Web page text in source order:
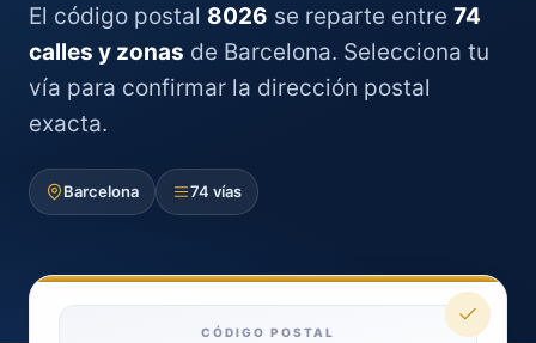
El código postal 8026 se reparte entre 74
calles y zonas de Barcelona. Selecciona tu
vía para confirmar la dirección postal
exacta.
Barcelona 74 vías
CÓDIGO POSTAL